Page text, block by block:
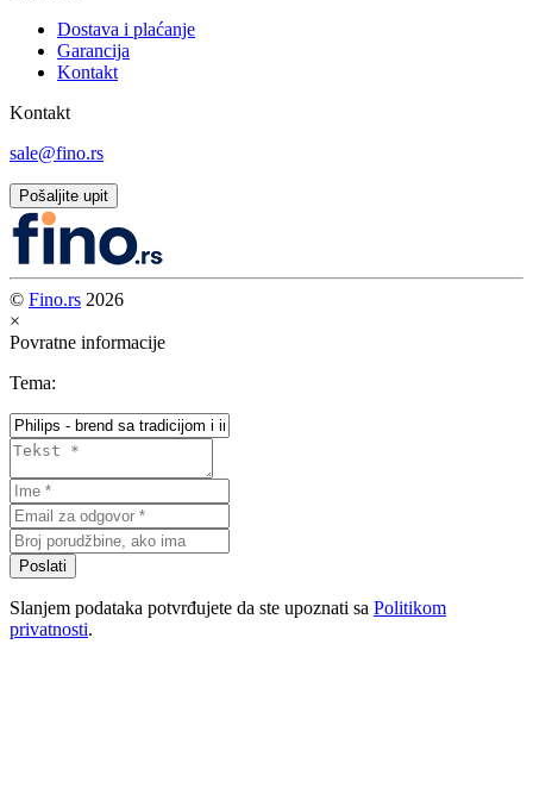
Dostava i plaćanje
Garancija
Kontakt
Kontakt
sale@fino.rs
Pošaljite upit
© Fino.rs 2026
×
Povratne informacije
Tema:
Poslati
Slanjem podataka potvrđujete da ste upoznati sa Politikom
privatnosti.